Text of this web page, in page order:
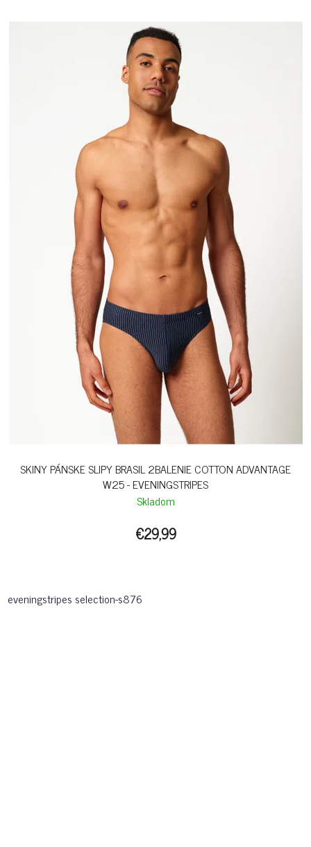
SKINY PÁNSKE SLIPY BRASIL 2BALENIE COTTON ADVANTAGE
W25 - EVENINGSTRIPES
Skladom
€29,99
eveningstripes selection-s876